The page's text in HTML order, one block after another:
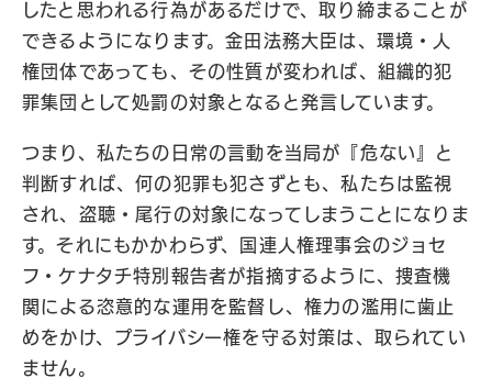
したと思われる行為があるだけで、取り締まることが
できるようになります。金田法務大臣は、環境・人
権団体であっても、その性質が変われば、組織的犯
罪集団として処罰の対象となると発言しています。
つまり、私たちの日常の言動を当局が『危ない』と
判断すれば、何の犯罪も犯さずとも、私たちは監視
され、盗聴・尾行の対象になってしまうことになりま
す。それにもかかわらず、国連人権理事会のジョセ
フ・ケナタチ特別報告者が指摘するように、捜査機
関による恣意的な運用を監督し、権力の濫用に歯止
めをかけ、プライバシー権を守る対策は、取られてい
ません。